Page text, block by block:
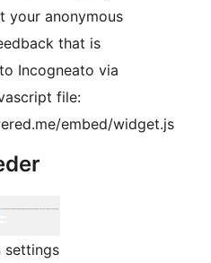
your anonymous
that is
Incogneato via
file:
embed/widget.js
settings